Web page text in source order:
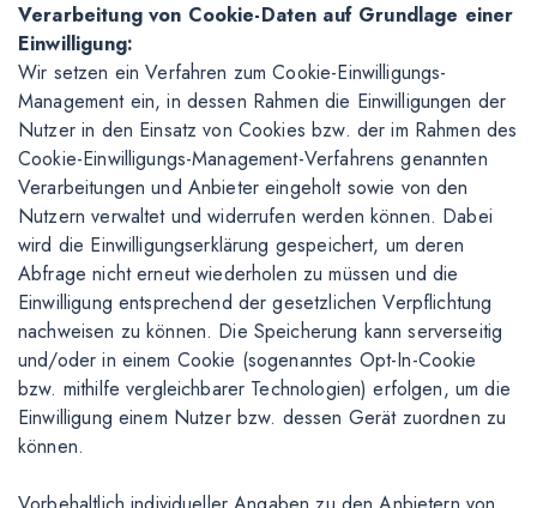
Verarbeitung von Cookie-Daten auf Grundlage einer
Einwilligung:
Wir setzen ein Verfahren zum Cookie-Einwilligungs-
Management ein, in dessen Rahmen die Einwilligungen der
Nutzer in den Einsatz von Cookies bzw. der im Rahmen des
Cookie-Einwilligungs-Management-Verfahrens genannten
Verarbeitungen und Anbieter eingeholt sowie von den
Nutzern verwaltet und widerrufen werden können. Dabei
wird die Einwilligungserklärung gespeichert, um deren
Abfrage nicht erneut wiederholen zu müssen und die
Einwilligung entsprechend der gesetzlichen Verpflichtung
nachweisen zu können. Die Speicherung kann serverseitig
und/oder in einem Cookie (sogenanntes Opt-In-Cookie
bzw. mithilfe vergleichbarer Technologien) erfolgen, um die
Einwilligung einem Nutzer bzw. dessen Gerät zuordnen zu
können.